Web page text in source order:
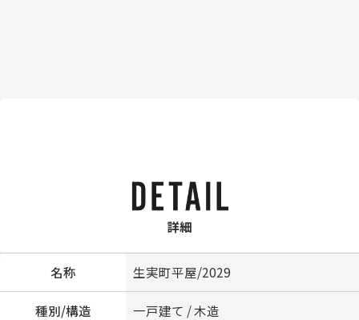
詳細
名称 生実町平屋/2029
種別/構造 一戸建て / 木造